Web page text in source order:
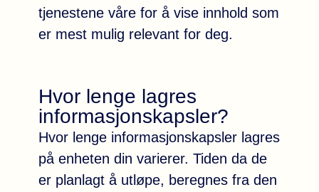
tjenestene våre for å vise innhold som
er mest mulig relevant for deg.
Hvor lenge lagres
informasjonskapsler?
Hvor lenge informasjonskapsler lagres
på enheten din varierer. Tiden da de
er planlagt å utløpe, beregnes fra den